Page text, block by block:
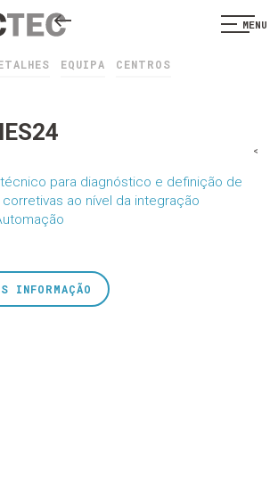
MENU
EQUIPA CENTROS
para diagnóstico e definição de
ao nível da integração
<
INFORMAÇÃO